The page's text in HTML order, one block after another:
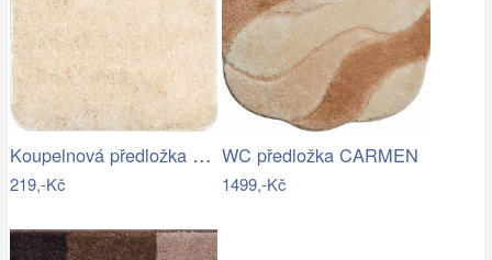
Koupelnová předložka Optima 55x55 cm…
219,-Kč
WC předložka CARMEN
1499,-Kč